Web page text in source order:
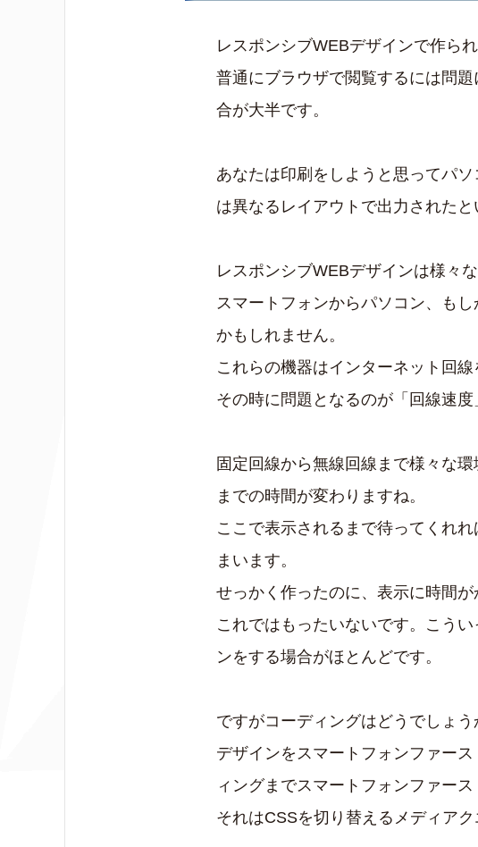
レスポンシブWEBデザインで作ら
普通にブラウザで閲覧するには問
合が大半です。
あなたは印刷をしようと思ってパ
は異なるレイアウトで出力された
レスポンシブWEBデザインは様々
スマートフォンからパソコン、も
かもしれません。
これらの機器はインターネット回
その時に問題となるのが「回線速度
固定回線から無線回線まで様々な
までの時間が変わりますね。
ここで表示されるまで待ってくれ
まいます。
せっかく作ったのに、表示に時間
これではもったいないです。こう
ンをする場合がほとんどです。
ですがコーディングはどうでしょう
デザインをスマートフォンファー
ィングまでスマートフォンファー
それはCSSを切り替えるメディア